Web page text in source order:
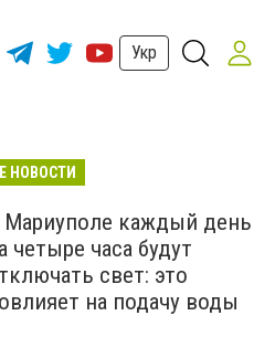
Укр
НОВОСТИ
Мариуполе каждый день
четыре часа будут
свет: это
на подачу воды